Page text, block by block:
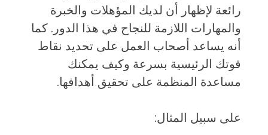
رائعة لإظهار أن لديك المؤهلات والخبرة
والمهارات اللازمة للنجاح في هذا الدور. كما
أنه يساعد أصحاب العمل على تحديد نقاط
قوتك الرئيسية بسرعة وكيف يمكنك
مساعدة المنظمة على تحقيق أهدافها.
على سبيل المثال: